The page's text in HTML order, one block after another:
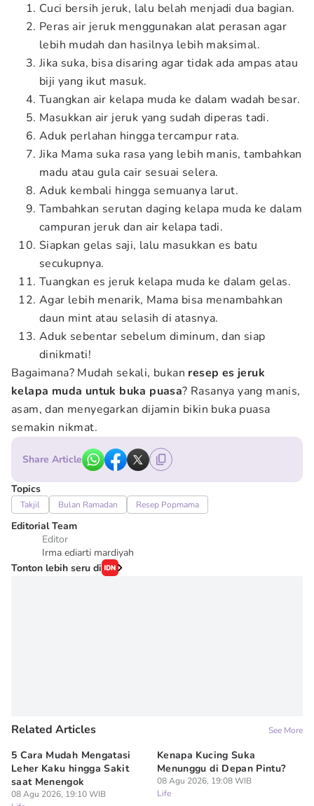
Cuci bersih jeruk, lalu belah menjadi dua bagian.
Peras air jeruk menggunakan alat perasan agar
lebih mudah dan hasilnya lebih maksimal.
Jika suka, bisa disaring agar tidak ada ampas atau
biji yang ikut masuk.
Tuangkan air kelapa muda ke dalam wadah besar.
Masukkan air jeruk yang sudah diperas tadi.
Aduk perlahan hingga tercampur rata.
Jika Mama suka rasa yang lebih manis, tambahkan
madu atau gula cair sesuai selera.
Aduk kembali hingga semuanya larut.
Tambahkan serutan daging kelapa muda ke dalam
campuran jeruk dan air kelapa tadi.
Siapkan gelas saji, lalu masukkan es batu
secukupnya.
Tuangkan es jeruk kelapa muda ke dalam gelas.
Agar lebih menarik, Mama bisa menambahkan
daun mint atau selasih di atasnya.
Aduk sebentar sebelum diminum, dan siap
dinikmati!
Bagaimana? Mudah sekali, bukan resep es jeruk
kelapa muda untuk buka puasa? Rasanya yang manis,
asam, dan menyegarkan dijamin bikin buka puasa
semakin nikmat.
Share Article
Topics
Takjil Bulan Ramadan Resep Popmama
Editorial Team
Editor
Irma ediarti mardiyah
Tonton lebih seru di
Related Articles See More
5 Cara Mudah Mengatasi
Leher Kaku hingga Sakit
saat Menengok
08 Agu 2026, 19:10 WIB
Kenapa Kucing Suka
Menunggu di Depan Pintu?
08 Agu 2026, 19:08 WIB
Life